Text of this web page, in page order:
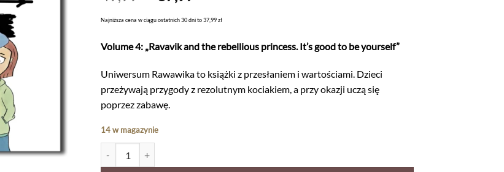
Najniższa cena w ciągu ostatnich 30 dni to 37,99 zł
Volume 4: „Ravavik and the rebellious princess. It’s good to be yourself”
Uniwersum Rawawika to książki z przesłaniem i wartościami. Dzieci
przeżywają przygody z rezolutnym kociakiem, a przy okazji uczą się
poprzez zabawę.
14 w magazynie